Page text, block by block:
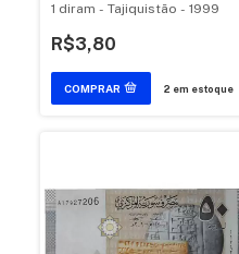
1 diram - Tajiquistão - 1999
R$3,80
2 em estoque